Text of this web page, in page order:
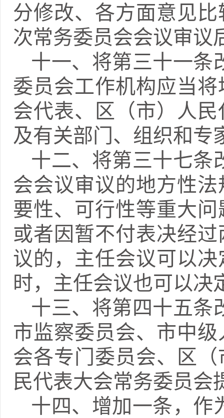
分修改、各方面意见
次常务委员会会议审议
十一、将第三十一条
委员会工作机构应当
会代表、区（市）人
及有关部门、组织和专
十二、将第三十七条
会会议审议的地方性
要性、可行性等重大
或者因暂不付表决经
议的，主任会议可以
时，主任会议也可以决
十三、将第四十五条
市监察委员会、市中
会各专门委员会、区
民代表大会常务委员会
十四、增加一条，作